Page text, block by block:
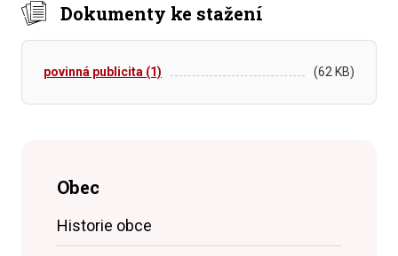
Dokumenty ke stažení
povinná publicita (1) (62 KB)
Obec
Historie obce